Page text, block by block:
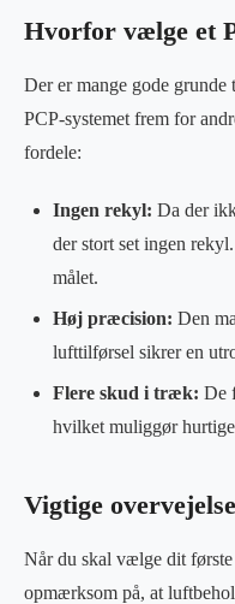
Hvorfor vælge et
Der er mange gode
PCP-systemet frem for
fordele:
Ingen rekyl: Da der
der stort set ingen
målet.
Høj præcision: Den
lufttilførsel sikrer en
Flere skud i træk: De
hvilket muliggør
Vigtige
Når du skal vælge dit
opmærksom på, at